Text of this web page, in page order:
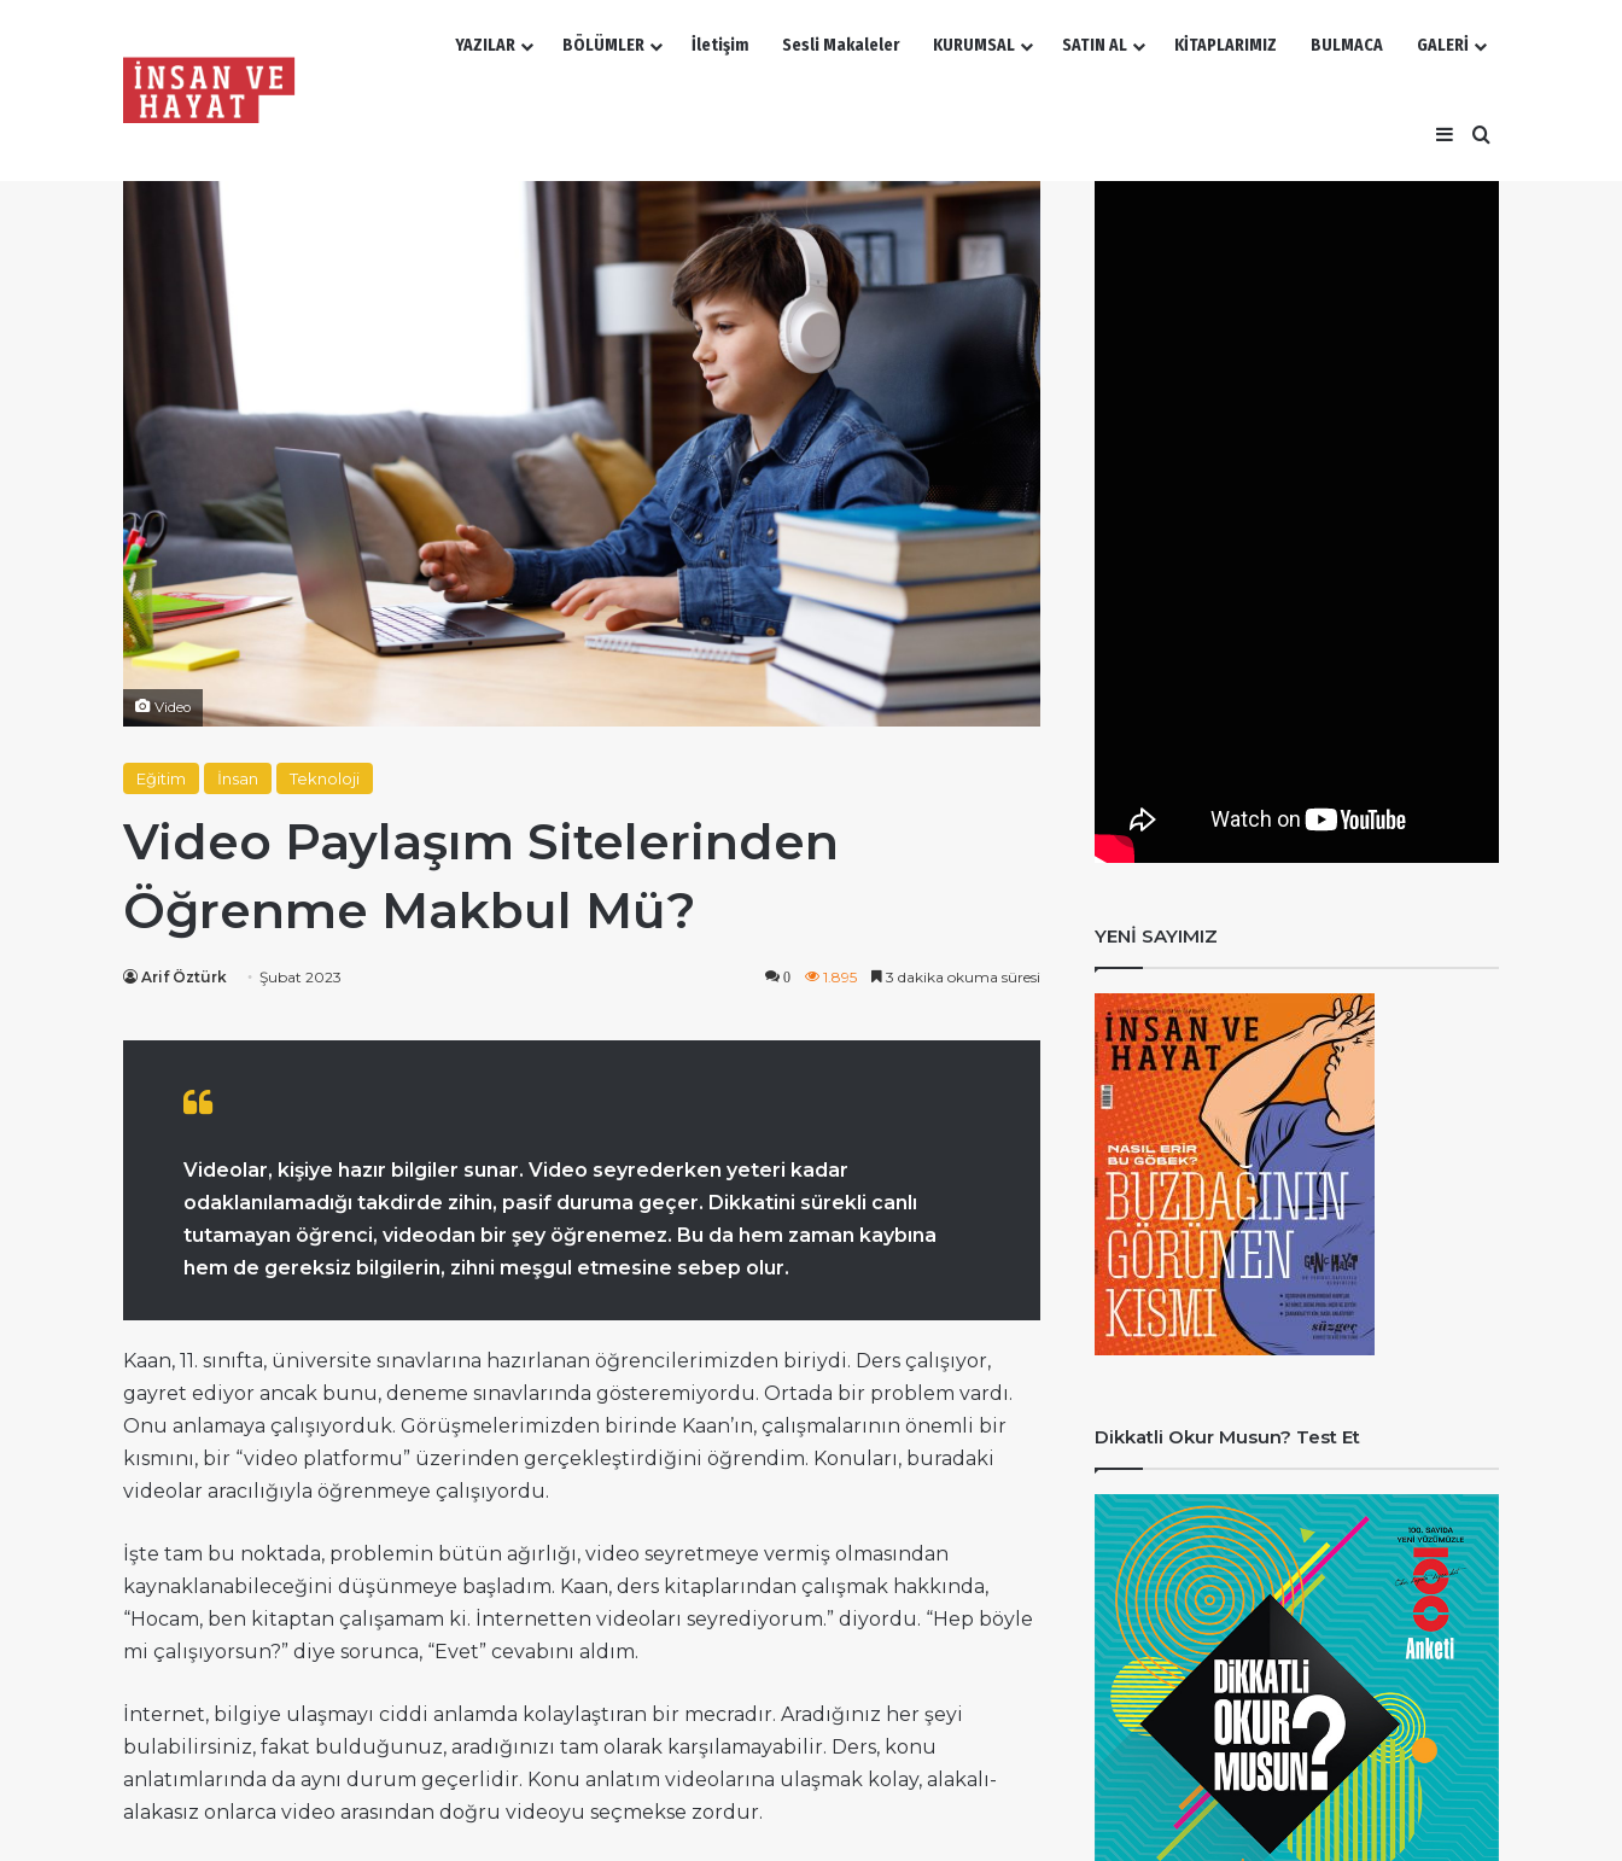
YAZILAR BÖLÜMLER İletişim Sesli Makaleler KURUMSAL SATIN AL KİTAPLARIMIZ BULMACA GALERİ
Kenar Bölmesi
Arama yap ...
Video
Eğitim İnsan Teknoloji
Video Paylaşım Sitelerinden
Öğrenme Makbul Mü?
Arif Öztürk Şubat 2023 0 1.895 3 dakika okuma süresi
Videolar, kişiye hazır bilgiler sunar. Video seyrederken yeteri kadar
odaklanılamadığı takdirde zihin, pasif duruma geçer. Dikkatini sürekli canlı
tutamayan öğrenci, videodan bir şey öğrenemez. Bu da hem zaman kaybına
hem de gereksiz bilgilerin, zihni meşgul etmesine sebep olur.
Kaan, 11. sınıfta, üniversite sınavlarına hazırlanan öğrencilerimizden biriydi. Ders çalışıyor,
gayret ediyor ancak bunu, deneme sınavlarında gösteremiyordu. Ortada bir problem vardı.
Onu anlamaya çalışıyorduk. Görüşmelerimizden birinde Kaan’ın, çalışmalarının önemli bir
kısmını, bir “video platformu” üzerinden gerçekleştirdiğini öğrendim. Konuları, buradaki
videolar aracılığıyla öğrenmeye çalışıyordu.
İşte tam bu noktada, problemin bütün ağırlığı, video seyretmeye vermiş olmasından
kaynaklanabileceğini düşünmeye başladım. Kaan, ders kitaplarından çalışmak hakkında,
“Hocam, ben kitaptan çalışamam ki. İnternetten videoları seyrediyorum.” diyordu. “Hep böyle
mi çalışıyorsun?” diye sorunca, “Evet” cevabını aldım.
İnternet, bilgiye ulaşmayı ciddi anlamda kolaylaştıran bir mecradır. Aradığınız her şeyi
bulabilirsiniz, fakat bulduğunuz, aradığınızı tam olarak karşılamayabilir. Ders, konu
anlatımlarında da aynı durum geçerlidir. Konu anlatım videolarına ulaşmak kolay, alakalı-
alakasız onlarca video arasından doğru videoyu seçmekse zordur.
YENİ SAYIMIZ
Dikkatli Okur Musun? Test Et